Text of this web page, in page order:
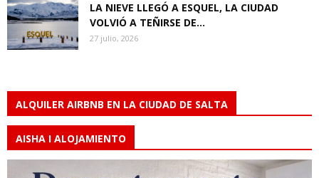
LA NIEVE LLEGÓ A ESQUEL, LA CIUDAD
VOLVIÓ A TEÑIRSE DE...
27 julio, 2026
ALQUILER AIRBNB EN LA CIUDAD DE SALTA
AISHA I ALOJAMIENTO